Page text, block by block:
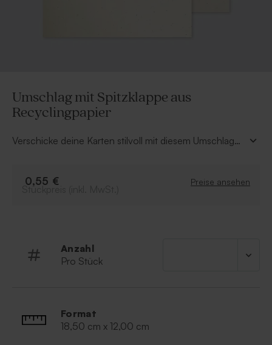
Umschlag mit Spitzklappe aus
Recyclingpapier
Verschicke deine Karten stilvoll mit diesem Umschlag
einem hübschen Verschlussaufkleber für ein
0,55 € Preise ansehen
Anzahl
Pro Stück
Format
18,50 cm x 12,00 cm